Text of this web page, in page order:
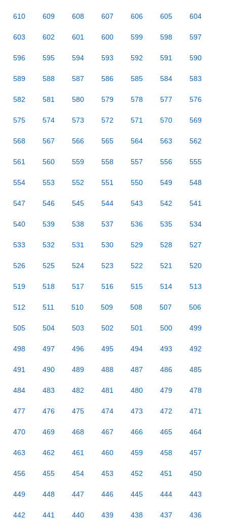
610 609 608 607 606 605 604
603 602 601 600 599 598 597
596 595 594 593 592 591 590
589 588 587 586 585 584 583
582 581 580 579 578 577 576
575 574 573 572 571 570 569
568 567 566 565 564 563 562
561 560 559 558 557 556 555
554 553 552 551 550 549 548
547 546 545 544 543 542 541
540 539 538 537 536 535 534
533 532 531 530 529 528 527
526 525 524 523 522 521 520
519 518 517 516 515 514 513
512 511 510 509 508 507 506
505 504 503 502 501 500 499
498 497 496 495 494 493 492
491 490 489 488 487 486 485
484 483 482 481 480 479 478
477 476 475 474 473 472 471
470 469 468 467 466 465 464
463 462 461 460 459 458 457
456 455 454 453 452 451 450
449 448 447 446 445 444 443
442 441 440 439 438 437 436